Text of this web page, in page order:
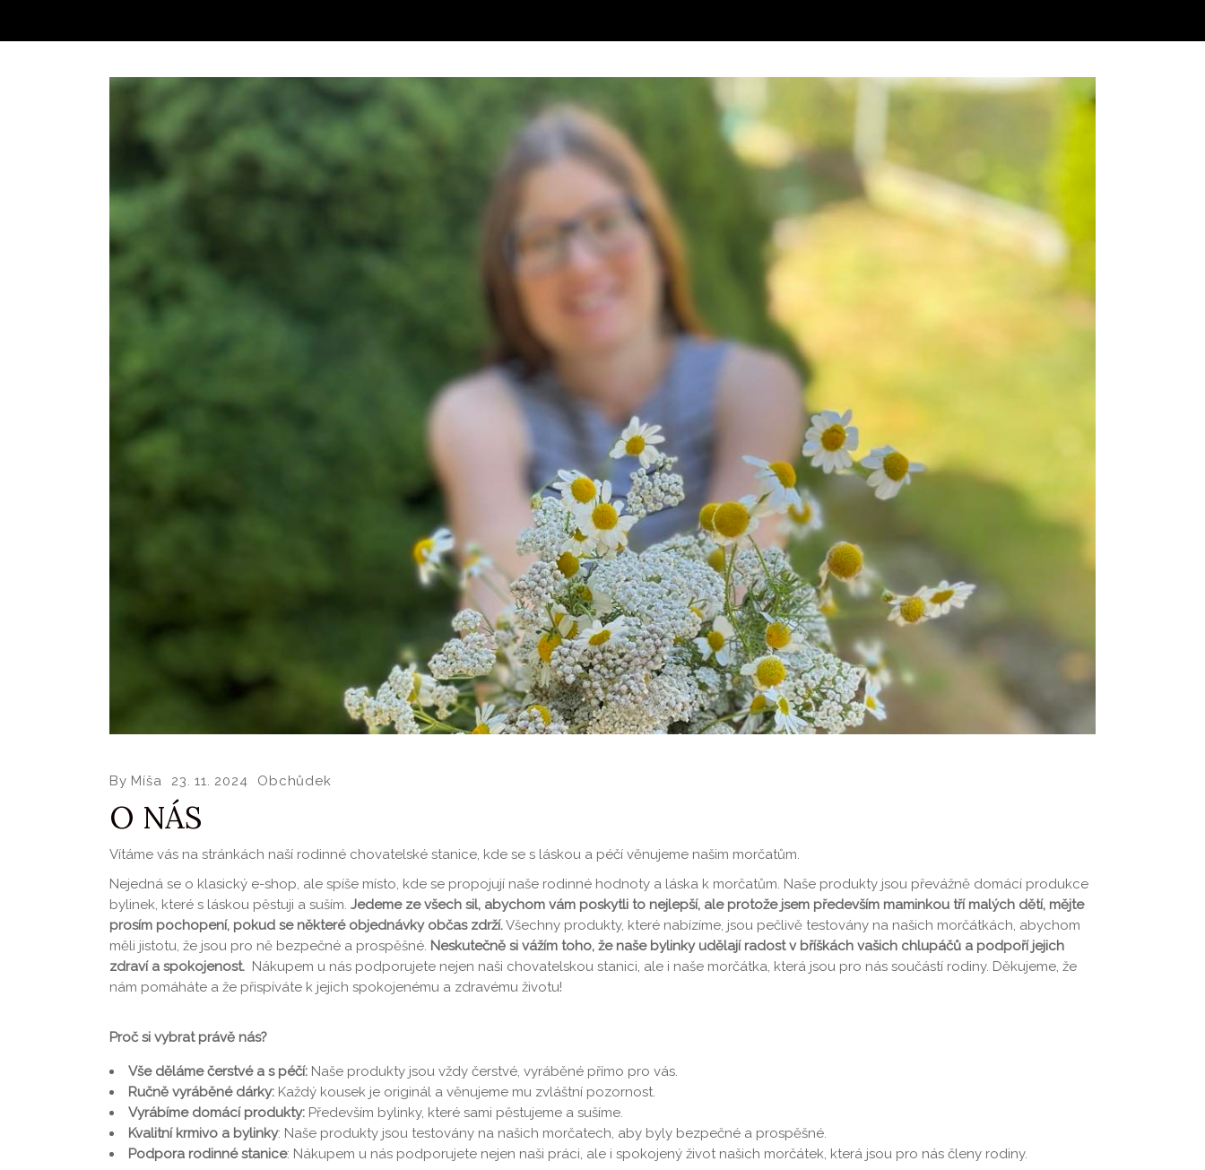
By Míša 23. 11. 2024 Obchůdek
O NÁS
Vítáme vás na stránkách naší rodinné chovatelské stanice, kde se s láskou a péčí věnujeme našim morčatům.
Nejedná se o klasický e-shop, ale spíše místo, kde se propojují naše rodinné hodnoty a láska k morčatům. Naše produkty jsou převážně domácí produkce
bylinek, které s láskou pěstuji a suším. Jedeme ze všech sil, abychom vám poskytli to nejlepší, ale protože jsem především maminkou tří malých dětí, mějte
prosím pochopení, pokud se některé objednávky občas zdrží.Všechny produkty, které nabízíme, jsou pečlivě testovány na našich morčátkách, abychom
měli jistotu, že jsou pro ně bezpečné a prospěšné. Neskutečně si vážím toho, že naše bylinky udělají radost v bříškách vašich chlupáčů a podpoří jejich
zdraví a spokojenost. Nákupem u nás podporujete nejen naši chovatelskou stanici, ale i naše morčátka, která jsou pro nás součástí rodiny. Děkujeme, že
nám pomáháte a že přispíváte k jejich spokojenému a zdravému životu!
Proč si vybrat právě nás?
Vše děláme čerstvé a s péčí: Naše produkty jsou vždy čerstvé, vyráběné přímo pro vás.
Ručně vyráběné dárky: Každý kousek je originál a věnujeme mu zvláštní pozornost.
Vyrábíme domácí produkty: Především bylinky, které sami pěstujeme a sušíme.
Kvalitní krmivo a bylinky: Naše produkty jsou testovány na našich morčatech, aby byly bezpečné a prospěšné.
Podpora rodinné stanice: Nákupem u nás podporujete nejen naši práci, ale i spokojený život našich morčátek, která jsou pro nás členy rodiny.